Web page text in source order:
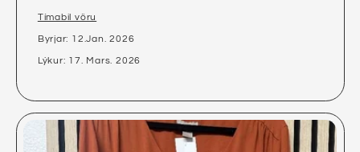
Tímabil vöru
Byrjar: 12.Jan. 2026
Lýkur: 17. Mars. 2026